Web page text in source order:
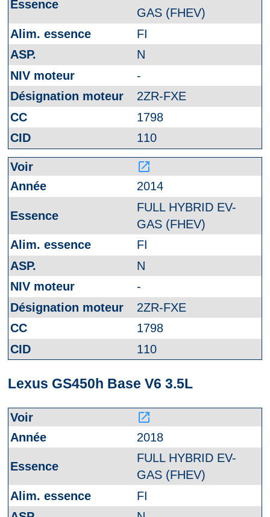
GAS (FHEV)
FI
N
-
2ZR-FXE
1798
110
launch
2014
FULL HYBRID EV-
GAS (FHEV)
FI
N
-
2ZR-FXE
1798
110
Lexus GS450h Base V6 3.5L
launch
2018
FULL HYBRID EV-
GAS (FHEV)
FI